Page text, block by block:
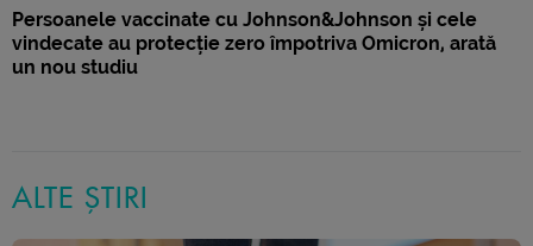
Persoanele vaccinate cu Johnson&Johnson și cele
vindecate au protecție zero împotriva Omicron, arată
un nou studiu
ALTE ȘTIRI